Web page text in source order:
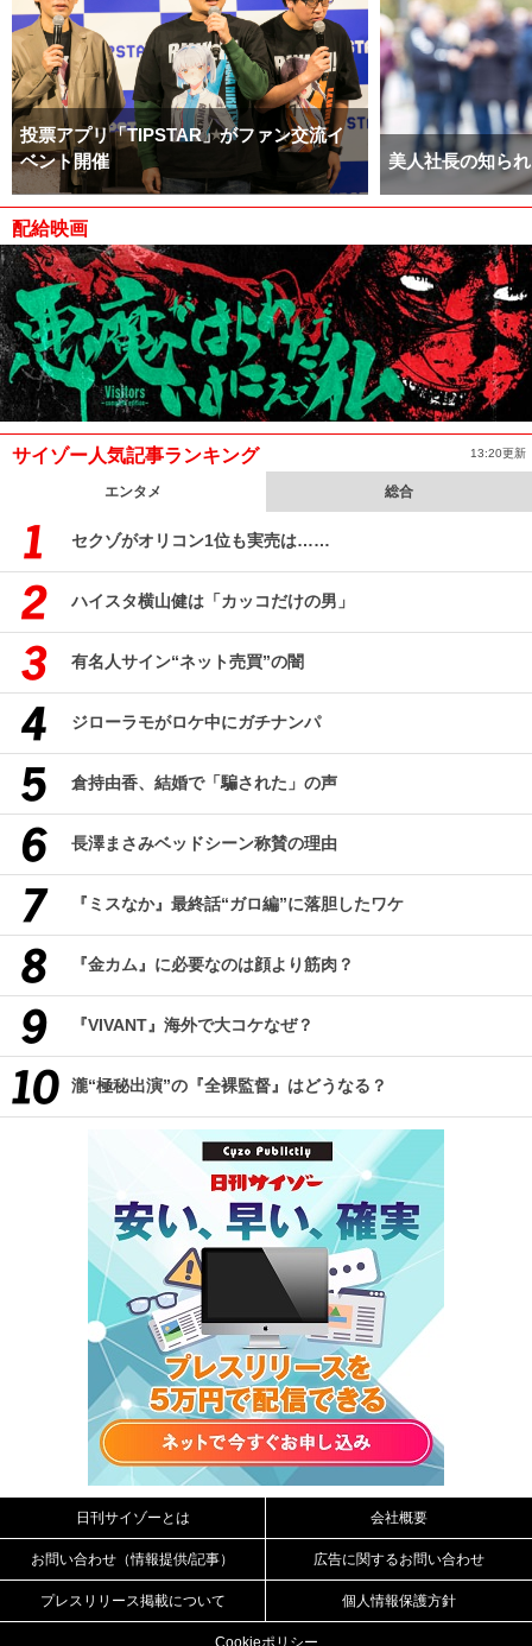
投票アプリ「TIPSTAR」がファン交流イ
ベント開催
美人社長の知ら
配給映画
サイゾー人気記事ランキング 13:20更新
エンタメ 総合
セクゾがオリコン1位も実売は……
ハイスタ横山健は「カッコだけの男」
有名人サイン“ネット売買”の闇
ジローラモがロケ中にガチナンパ
倉持由香、結婚で「騙された」の声
長澤まさみベッドシーン称賛の理由
『ミスなか』最終話“ガロ編”に落胆したワケ
『金カム』に必要なのは顔より筋肉？
『VIVANT』海外で大コケなぜ？
瀧“極秘出演”の『全裸監督』はどうなる？
日刊サイゾーとは 会社概要
お問い合わせ（情報提供/記事） 広告に関するお問い合わせ
プレスリリース掲載について 個人情報保護方針
Cookieポリシー